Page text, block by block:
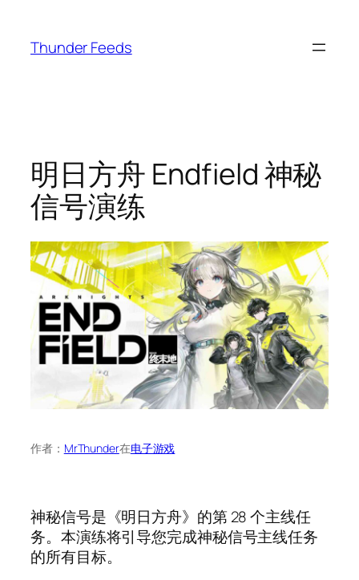
Thunder Feeds
明日方舟 Endfield 神秘
信号演练
作者： MrThunder在电子游戏
神秘信号是《明日方舟》的第 28 个主线任
务。本演练将引导您完成神秘信号主线任务
的所有目标。